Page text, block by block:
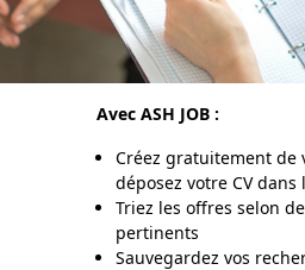
Avec ASH JOB :
Créez gratuitement de
déposez votre CV dans
Triez les offres selon
pertinents
Sauvegardez vos